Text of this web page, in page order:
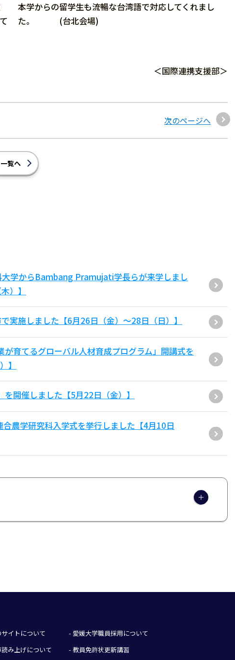
本学からの留学生も流暢な台湾語で対応してくれまし
た。 (台北会場)
＜国際連携支援部＞
次のページへ
一覧へ
学からBambang Pramujati学長らが来学しまし
）】
実施しました【6月26日（金）～28日（日）】
育てるグローバル人材育成プログラム」開講式を
】
開催しました【5月22日（金）】
農学研究科入学式を挙行しました【4月10日
イトについて
み上げについて
- 愛媛大学職員採用について
- 教員免許状更新講習